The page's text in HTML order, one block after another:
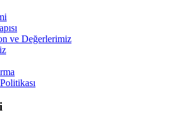
ve Değerlerimiz